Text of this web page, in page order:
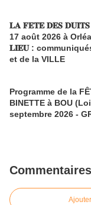
𝐋𝐀 𝐅𝐄𝐓𝐄 𝐃𝐄𝐒
17 août 2026 à
𝐋𝐈𝐄𝐔 :
et de la VILLE
Programme de la FÊTE DE LA
BINETTE à BOU (Loiret) – 5 et 6
septembre 2026 -
Commentaires